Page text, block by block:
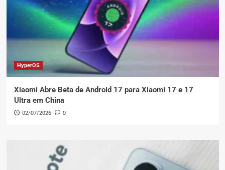
HyperOS
Xiaomi Abre Beta de Android 17 para Xiaomi 17 e 17
Ultra em China
02/07/2026 0